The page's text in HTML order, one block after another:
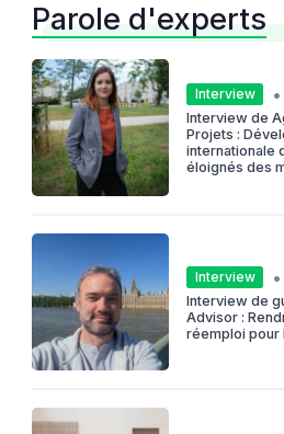
Parole d'experts
Interview •
Interview de
Projets :
internationale
éloignés des
Interview •
Interview de
Advisor :
réemploi pour